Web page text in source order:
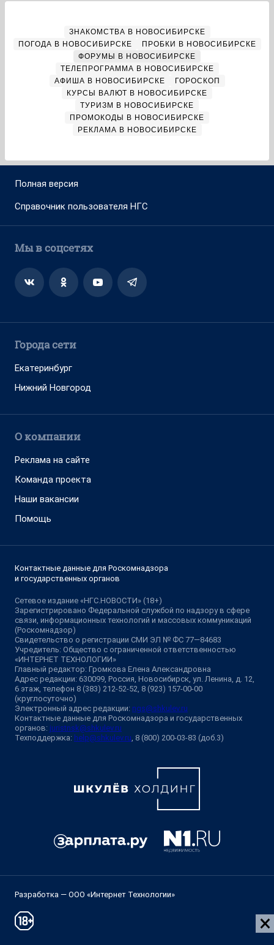
ЗНАКОМСТВА В НОВОСИБИРСКЕ
ПОГОДА В НОВОСИБИРСКЕ
ПРОБКИ В НОВОСИБИРСКЕ
ФОРУМЫ В НОВОСИБИРСКЕ
ТЕЛЕПРОГРАММА В НОВОСИБИРСКЕ
АФИША В НОВОСИБИРСКЕ
ГОРОСКОП
КУРСЫ ВАЛЮТ В НОВОСИБИРСКЕ
ТУРИЗМ В НОВОСИБИРСКЕ
ПРОМОКОДЫ В НОВОСИБИРСКЕ
РЕКЛАМА В НОВОСИБИРСКЕ
Полная версия
Справочник пользователя НГС
Мы в соцсетях
Города сети
Екатеринбург
Нижний Новгород
О компании
Реклама на сайте
Команда проекта
Наши вакансии
Помощь
Контактные данные для Роскомнадзора
и государственных органов
Сетевое издание «НГС.НОВОСТИ» (18+)
Зарегистрировано Федеральной службой по надзору в сфере
связи, информационных технологий и массовых коммуникаций
(Роскомнадзор)
Свидетельство о регистрации СМИ ЭЛ № ФС 77—84683
Учредитель: Общество с ограниченной ответственностью
«ИНТЕРНЕТ ТЕХНОЛОГИИ»
Главный редактор: Громкова Елена Александровна
Адрес редакции: 630099, Россия, Новосибирск, ул. Ленина, д. 12,
6 этаж, телефон 8 (383) 212-52-52, 8 (923) 157-00-00
(круглосуточно)
Электронный адрес редакции: ngs@shkulev.ru
Контактные данные для Роскомнадзора и государственных
органов: juristnsk@shkulev.ru
Техподдержка: help@shkulev.ru , 8 (800) 200-03-83 (доб.3)
Разработка — ООО «Интернет Технологии»